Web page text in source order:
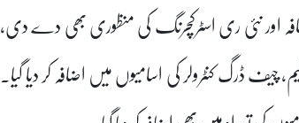
اور نئی ری اسٹرکچرنگ کی منظوری بھی دے دی،
کیڈر میں نئی تقسیم، چیف ڈرگ کنٹرولر کی اسامیوں میں اضافہ کر دیا گیا۔